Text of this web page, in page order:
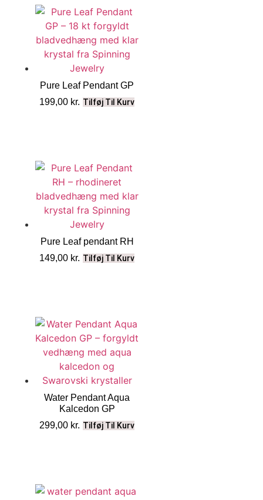
Pure Leaf Pendant GP
199,00 kr. Tilføj Til Kurv
Pure Leaf pendant RH
149,00 kr. Tilføj Til Kurv
Water Pendant Aqua
Kalcedon GP
299,00 kr. Tilføj Til Kurv